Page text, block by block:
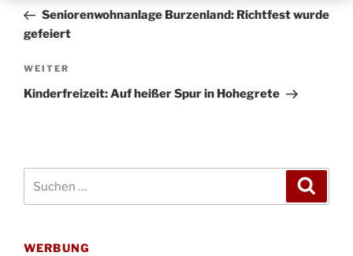
Beitrag
Seniorenwohnanlage Burzenland: Richtfest wurde
gefeiert
Nächster
Beitrag
WEITER
Kinderfreizeit: Auf heißer Spur in Hohegrete
WERBUNG